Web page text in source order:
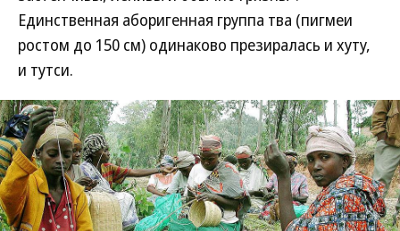
Единственная аборигенная группа тва (пигмеи
ростом до 150 см) одинаково презиралась и хуту,
и тутси.